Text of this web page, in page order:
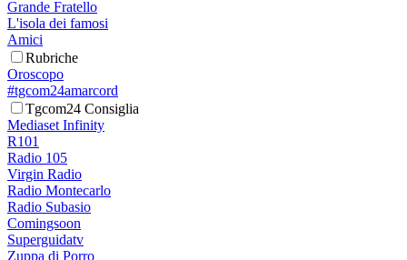
Grande Fratello
L'isola dei famosi
Amici
Rubriche
Oroscopo
#tgcom24amarcord
Tgcom24 Consiglia
Mediaset Infinity
R101
Radio 105
Virgin Radio
Radio Montecarlo
Radio Subasio
Comingsoon
Superguidatv
Zuppa di Porro